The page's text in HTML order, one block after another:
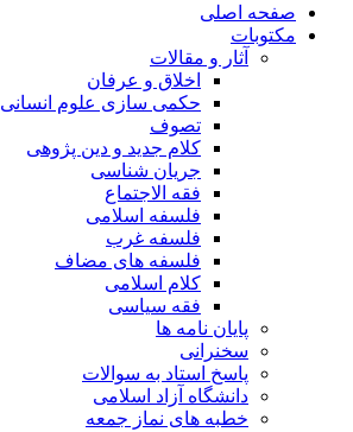
صفحه اصلی
مکتوبات
آثار و مقالات
اخلاق و عرفان
حکمی سازی علوم انسانی
تصوف
کلام جدید و دین پژوهی
جریان شناسی
فقه الاجتماع
فلسفه اسلامی
فلسفه غرب
فلسفه های مضاف
کلام اسلامی
فقه سیاسی
پایان نامه ها
سخنرانی
پاسخ استاد به سوالات
دانشگاه آزاد اسلامی
خطبه های نماز جمعه